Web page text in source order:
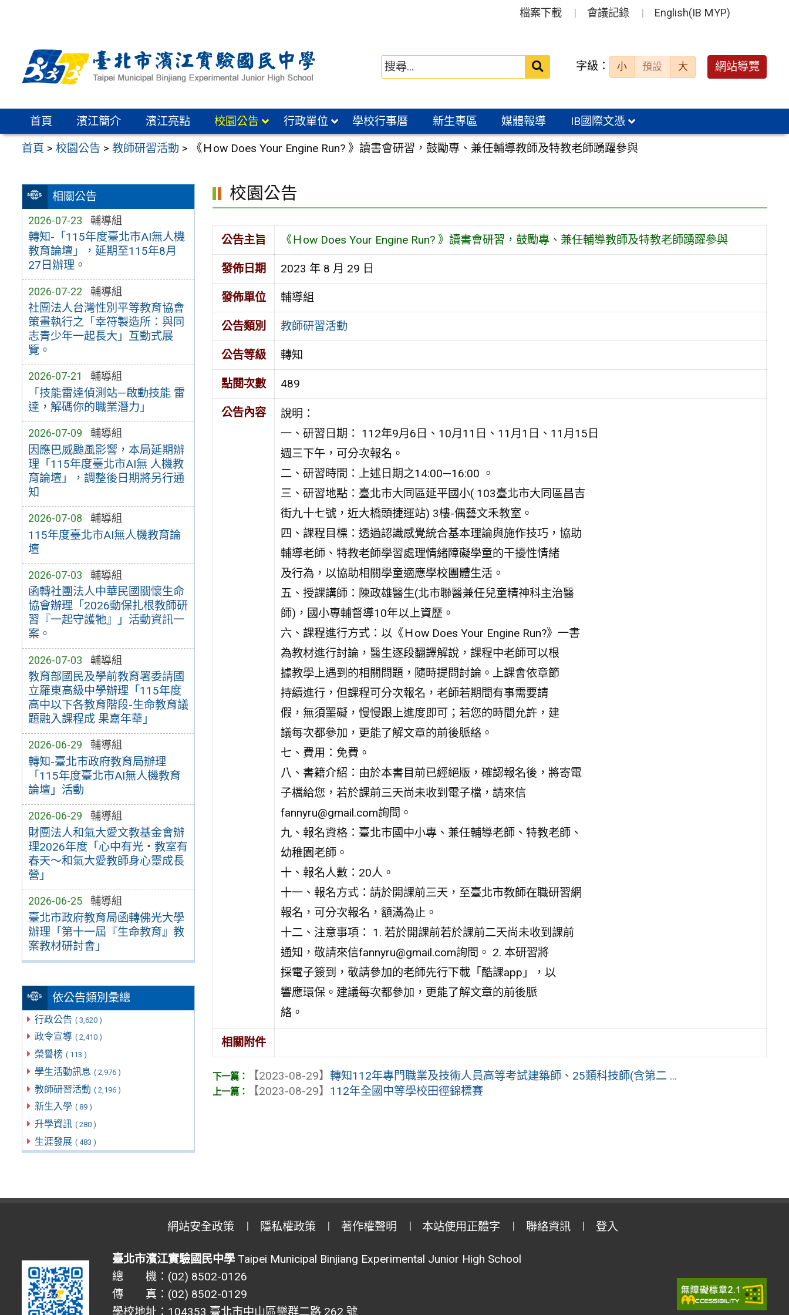
區
檔案下載 會議記錄 English(IB MYP)
送出 字級： 小 預設 大 網站導覽
首頁 濱江簡介 濱江亮點 校園公告 行政單位 學校行事曆 新生專區 媒體報導 IB國際文憑
首頁 >校園公告 >教師研習活動 > 《Ｈow Does Your Engine Run? 》讀書會研習，鼓勵專、兼任輔導教師及特教老師踴躍參與
相關公告
2026-07-23 輔導組
轉知-「115年度臺北市AI無人機
教育論壇」，延期至115年8月
27日辦理。
2026-07-22 輔導組
社團法人台灣性別平等教育協會
策畫執行之「幸符製造所：與同
志青少年一起長大」互動式展
覽。
2026-07-21 輔導組
「技能雷達偵測站—啟動技能 雷
達，解碼你的職業潛力」
2026-07-09 輔導組
因應巴威颱風影響，本局延期辦
理「115年度臺北市AI無 人機教
育論壇」，調整後日期將另行通
知
2026-07-08 輔導組
115年度臺北市AI無人機教育論
壇
2026-07-03 輔導組
函轉社團法人中華民國關懷生命
協會辦理「2026動保扎根教師研
習『一起守護牠』」活動資訊一
案。
2026-07-03 輔導組
教育部國民及學前教育署委請國
立羅東高級中學辦理「115年度
高中以下各教育階段-生命教育議
題融入課程成 果嘉年華」
2026-06-29 輔導組
轉知-臺北市政府教育局辦理
「115年度臺北市AI無人機教育
論壇」活動
2026-06-29 輔導組
財團法人和氣大愛文教基金會辦
理2026年度「心中有光・教室有
春天～和氣大愛教師身心靈成長
營」
2026-06-25 輔導組
臺北市政府教育局函轉佛光大學
辦理「第十一屆『生命教育』教
案教材研討會」
依公告類別彙總
行政公告 ( 3,620 )
政令宣導 ( 2,410 )
榮譽榜 ( 113 )
學生活動訊息 ( 2,976 )
教師研習活動 ( 2,196 )
新生入學 ( 89 )
升學資訊 ( 280 )
生涯發展 ( 483 )
校園公告
公告主旨 《Ｈow Does Your Engine Run? 》讀書會研習，鼓勵專、兼任輔導教師及特教老師踴躍參與
發佈日期 2023 年 8 月 29 日
發佈單位 輔導組
公告類別 教師研習活動
公告等級 轉知
點閱次數 489
公告內容
說明：
一、研習日期： 112年9月6日、10月11日、11月1日、11月15日
週三下午，可分次報名。
二、研習時間：上述日期之14:00—16:00 。
三、研習地點：臺北市大同區延平國小( 103臺北市大同區昌吉
街九十七號，近大橋頭捷運站) 3樓-偶藝文禾教室。
四、課程目標：透過認識感覺統合基本理論與施作技巧，協助
輔導老師、特教老師學習處理情緒障礙學童的干擾性情緒
及行為，以協助相關學童適應學校團體生活。
五、授課講師：陳政雄醫生(北市聯醫兼任兒童精神科主治醫
師)，國小專輔督導10年以上資歷。
六、課程進行方式：以《Ｈow Does Your Engine Run?》一書
為教材進行討論，醫生逐段翻譯解說，課程中老師可以根
據教學上遇到的相關問題，隨時提問討論。上課會依章節
持續進行，但課程可分次報名，老師若期間有事需要請
假，無須罣礙，慢慢跟上進度即可；若您的時間允許，建
議每次都參加，更能了解文章的前後脈絡。
七、費用：免費。
八、書籍介紹：由於本書目前已經絕版，確認報名後，將寄電
子檔給您，若於課前三天尚未收到電子檔，請來信
fannyru@gmail.com詢問。
九、報名資格：臺北市國中小專、兼任輔導老師、特教老師、
幼稚園老師。
十、報名人數：20人。
十一、報名方式：請於開課前三天，至臺北市教師在職研習網
報名，可分次報名，額滿為止。
十二、注意事項： 1. 若於開課前若於課前二天尚未收到課前
通知，敬請來信fannyru@gmail.com詢問。 2. 本研習將
採電子簽到，敬請參加的老師先行下載「酷課app」，以
響應環保。建議每次都參加，更能了解文章的前後脈
絡。
相關附件
【2023-08-29】轉知112年專門職業及技術人員高等考試建築師、25類科技師(含第二 ...
【2023-08-29】 112年全國中等學校田徑錦標賽
網站安全政策 隱私權政策 著作權聲明 本站使用正體字 聯絡資訊 登入
臺北市濱江實驗國民中學Taipei Municipal Binjiang Experimental Junior High School
總 機：(02) 8502-0126
傳 真：(02) 8502-0129
學校地址：104353 臺北市中山區樂群二路 262 號